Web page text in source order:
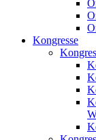
Kongresse